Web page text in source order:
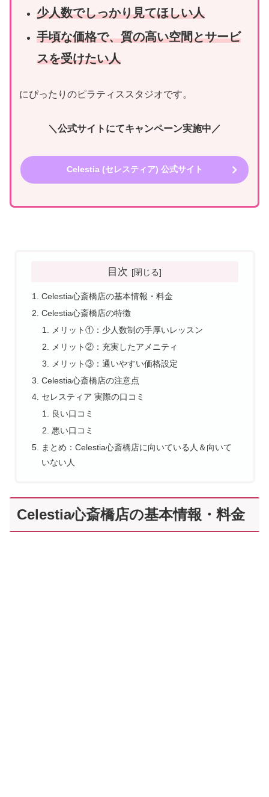
少人数でしっかり見てほしい人
手頃な価格で、質の高い空間とサービ
スを受けたい人
にぴったりのピラティススタジオです。
＼公式サイトにてキャンペーン実施中／
Celestia (セレスティア) 公式サイト
目次
Celestia心斎橋店の基本情報・料金
Celestia心斎橋店の特徴
メリット①：少人数制の手厚いレッスン
メリット②：充実したアメニティ
メリット③：通いやすい価格設定
Celestia心斎橋店の注意点
セレスティア 実際の口コミ
良い口コミ
悪い口コミ
まとめ：Celestia心斎橋店に向いている人＆向いて
いない人
Celestia心斎橋店の基本情報・料金